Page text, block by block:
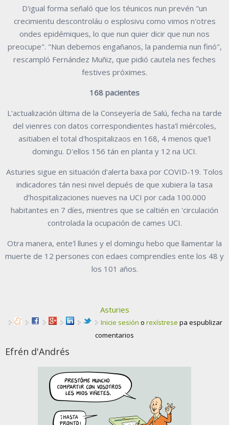
D'igual forma señaló que los téunicos nun prevén "un
crecimientu descontroláu o esplosivu como vimos n'otres
ondes epidémiques, lo que nun quier dicir que nun nos
preocupe". "Nun debemos engañanos, la pandemia nun finó",
rescampló Fernández Muñiz, que pidió cautela nes feches
festives próximes.
168 pacientes
L'actualización última de la Conseyería de Salú, fecha na tarde
del vienres con datos correspondientes hasta'l miércoles,
asitiaben el total d'hospitalizaos en 168, 4 menos que'l
domingu. D'ellos 156 tán en planta y 12 na UCI.
Asturies sigue en situación d'alerta baxa por COVID-19. Tolos
indicadores tán nesi nivel depués de que xubiera la tasa
d'hospitalizaciones nueves na UCI por cada 100.000
habitantes en 7 díes, mientres que se caltién en 'circulación
controlada la ocupación de cames UCI.
Otra manera, ente'l llunes y el domingu hebo que llamentar la
muerte de 12 persones con edaes comprendíes ente los 48 y
los 101 años.
Asturies
Inicie sesión o rexístrese pa espublizar
comentarios
Efrén d'Andrés